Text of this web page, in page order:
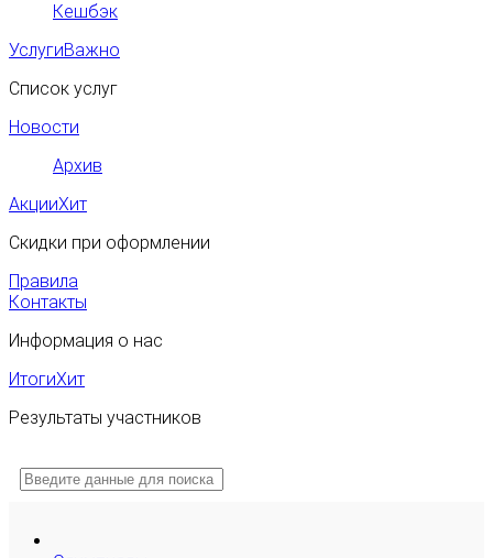
Кешбэк
УслугиВажно
Список услуг
Новости
Архив
АкцииХит
Скидки при оформлении
Правила
Контакты
Информация о нас
ИтогиХит
Результаты участников